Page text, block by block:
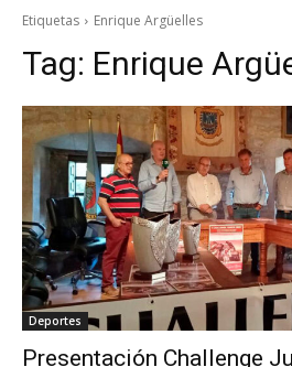
Etiquetas Enrique Argüelles
Tag: Enrique
Deportes
Presentación Challenge